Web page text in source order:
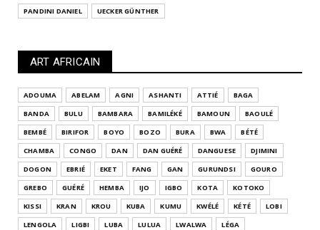
PANDINI DANIEL UECKER GÜNTHER
ART AFRICAIN
ADOUMA ABELAM AGNI ASHANTI ATTIÉ
BAGA
BANDA
BULU BAMBARA BAMILÉKÉ BAMOUN
BAOULÉ
BEMBÉ
BIRIFOR BOYO BOZO BURA BWA
BÉTÉ
CHAMBA
CONGO DAN DAN GUÉRÉ DANGUESE
DJIMINI
DOGON
EBRIÉ EKET FANG GAN GURUNDSI
GOURO
GREBO
GUÉRÉ HEMBA IJO IGBO KOTA
KOTOKO
KISSI
KRAN KROU KUBA KUMU KWÉLÉ KÉTÉ
LOBI
LENGOLA
LIGBI LUBA LULUA LWALWA
LÉGA